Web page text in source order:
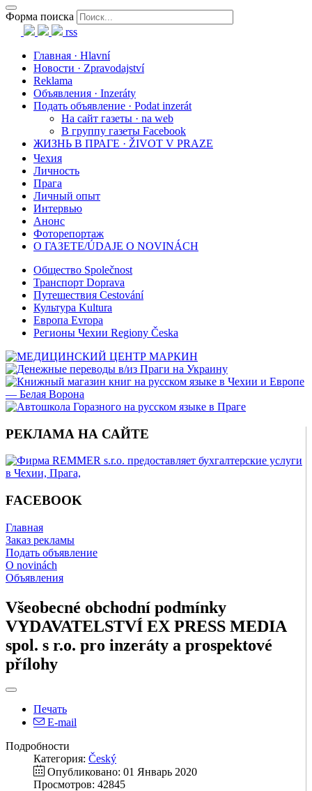
Форма поиска
rss
Главная · Hlavní
Новости · Zpravodajství
Reklama
Объявления · Inzeráty
Подать объявление · Podat inzerát
На сайт газеты · na web
В группу газеты Facebook
ЖИЗНЬ В ПРАГЕ · ŽIVOT V PRAZE
Чехия
Личность
Прага
Личный опыт
Интервью
Анонс
Фоторепортаж
О ГАЗЕТЕ/ÚDAJE O NOVINÁCH
Общество Společnost
Транспорт Doprava
Путешествия Cestování
Культура Kultura
Европа Evropa
Регионы Чехии Regiony Česka
РЕКЛАМА НА САЙТЕ
FACEBOOK
Главная
Заказ рекламы
Подать объявление
O novinách
Объявления
Všeobecné obchodní podmínky
VYDAVATELSTVÍ EX PRESS MEDIA
spol. s r.o. pro inzeráty a prospektové
přílohy
Печать
E-mail
Подробности
Категория: Český
Опубликовано: 01 Январь 2020
Просмотров: 42845